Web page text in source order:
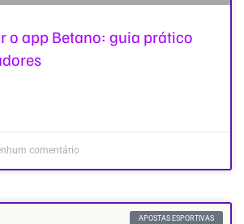
o app Betano: guia prático
comentário
APOSTAS ESPORTIVAS